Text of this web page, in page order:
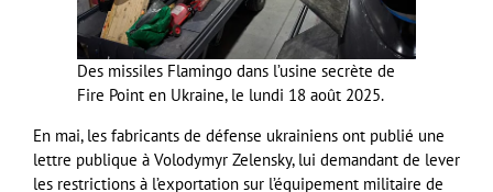
Des missiles Flamingo dans l’usine secrète de
Fire Point en Ukraine, le lundi 18 août 2025.
En mai, les fabricants de défense ukrainiens ont publié une
lettre publique à Volodymyr Zelensky, lui demandant de lever
les restrictions à l’exportation sur l’équipement militaire de